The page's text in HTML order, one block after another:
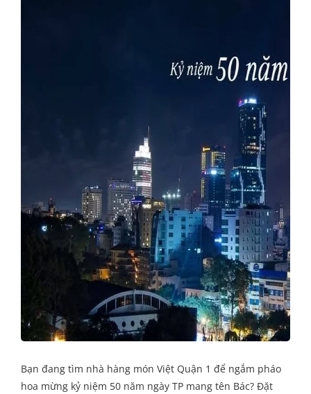
Bạn đang tìm nhà hàng món Việt Quận 1 để ngắm pháo
hoa mừng kỷ niệm 50 năm ngày TP mang tên Bác? Đặt